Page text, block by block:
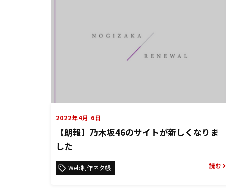
2022年4月 6日
【朗報】乃木坂46のサイトが新しくなりま
した
Web制作ネタ帳 読む